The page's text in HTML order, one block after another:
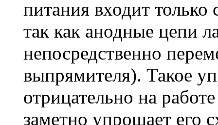
питания входит
так как анодные цепи
непосредственно
выпрямителя). Такое
отрицательно на
заметно упрощает его